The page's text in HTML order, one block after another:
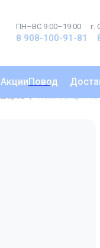
ПН–ВС 9:00–19:00 г.
8 908-100-91-81
АкцииПовод